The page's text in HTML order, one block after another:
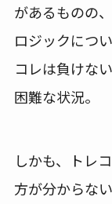
があるものの
ロジックにつ
コレは負けな
困難な状況。
しかも、トレ
方が分からな